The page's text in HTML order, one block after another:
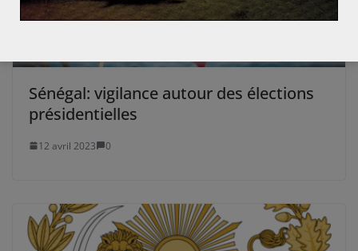
Sénégal: vigilance autour des élections
présidentielles
12 avril 2023 0